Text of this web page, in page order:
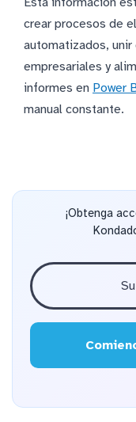
crear procesos de
automatizados,
empresariales y
informes en Power
manual constante.
¡Obtenga